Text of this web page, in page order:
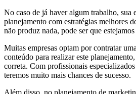
No caso de já haver algum trabalho, sua
planejamento com estratégias melhores
não produz nada, pode ser que
Muitas empresas optam por contratar
conteúdo para realizar este
correta. Com profissionais
teremos muito mais chances de sucesso.
Além disso, no planejamento de